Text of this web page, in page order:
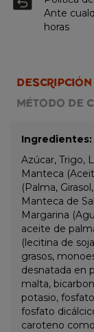
Ante
horas
DESCRIPCIÓN
MÉTODO DE
Ingredientes:
Azúcar, Trigo,
Manteca
(Palma,
Manteca de
Margarina
aceite de
(lecitina de
grasos,
desnatada en
malta,
potasio,
fosfato
caroteno